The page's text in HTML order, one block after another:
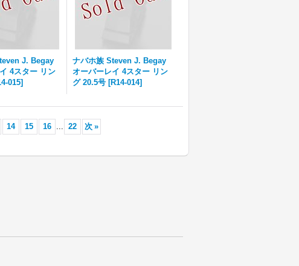
J. Begay
4スター リン
015]
ナバホ族 Steven J. Begay
オーバーレイ 4スター リン
グ 20.5号 [R14-014]
14 15 16 ... 22 次 »